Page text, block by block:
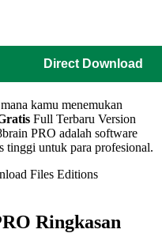
Direct Download
kamu menemukan
Full Terbaru Version
PRO adalah software
tinggi untuk para profesional.
Ringkasan